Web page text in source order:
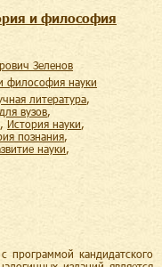
и философия
Зеленов
и философия науки
литература,
вузов,
, история науки,
познания,
науки,
программой кандидатского